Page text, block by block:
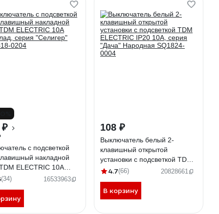
₽
с подсветкой
накладной
ELECTRIC 10А
серия "Селигер"
(34) 16533963
108 ₽
Выключатель белый 2-
клавишный открытой
установки с подсветкой TDM
ELECTRIC IP20 10А, серия
0004
4.7(66) 20828661
В корзину